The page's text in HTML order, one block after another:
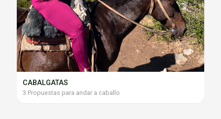
CABALGATAS
3 Propuestas para andar a caballo